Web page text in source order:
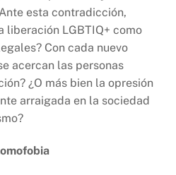
esta contradicción,
liberación LGBTIQ+ como
Con cada nuevo
acercan las personas
¿O más bien la opresión
arraigada en la sociedad